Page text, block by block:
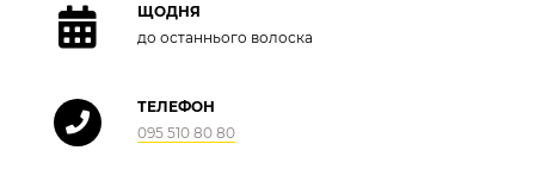
ЩОДНЯ
до останнього волоска
ТЕЛЕФОН
095 510 80 80